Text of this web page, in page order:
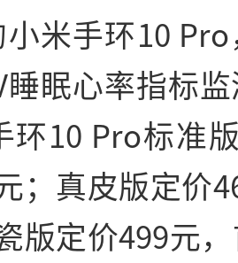
米手环10
眠心率指标
10 Pro标准
；真皮版定价
版定价499元